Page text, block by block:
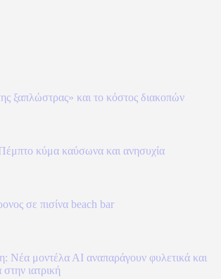
ξαπλώστρας» και το κόστος διακοπών
κύμα καύσωνα και ανησυχία
σε πισίνα beach bar
Νέα μοντέλα ΑΙ αναπαράγουν φυλετικά και
ιατρική